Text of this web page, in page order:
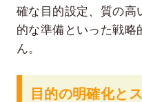
確な目的設定、質の高
的な準備といった戦略
ん。
目的の明確化と